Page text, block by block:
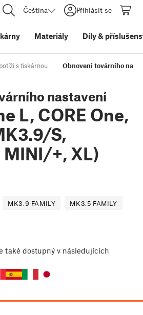
Čeština Přihlásit se
Materiály Díly&
s tiskárnou Obnovení továrního
nastavení
L, CORE One,
S,
+, XL)
MK3.9 FAMILY
MK3.5 FAMILY
také dostupný v následujících